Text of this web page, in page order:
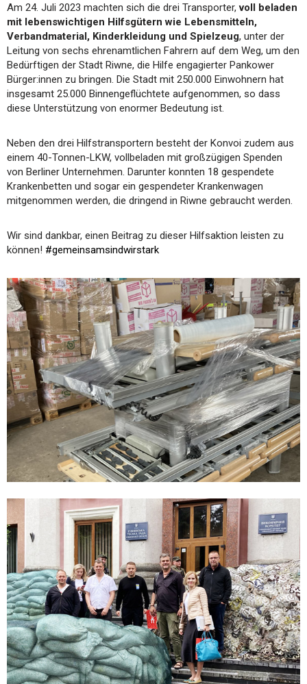
Am 24. Juli 2023 machten sich die drei Transporter,voll beladen
mit lebenswichtigen Hilfsgütern wie Lebensmitteln,
Verbandmaterial, Kinderkleidung und Spielzeug, unter der
Leitung von sechs ehrenamtlichen Fahrern auf dem Weg, um den
Bedürftigen der Stadt Riwne, die Hilfe engagierter Pankower
Bürger:innen zu bringen. Die Stadt mit 250.000 Einwohnern hat
insgesamt 25.000 Binnengeflüchtete aufgenommen, so dass
diese Unterstützung von enormer Bedeutung ist.
Neben den drei Hilfstransportern besteht der Konvoi zudem aus
einem 40-Tonnen-LKW, vollbeladen mit großzügigen Spenden
von Berliner Unternehmen. Darunter konnten 18 gespendete
Krankenbetten und sogar ein gespendeter Krankenwagen
mitgenommen werden, die dringend in Riwne gebraucht werden.
Wir sind dankbar, einen Beitrag zu dieser Hilfsaktion leisten zu
können! #gemeinsamsindwirstark